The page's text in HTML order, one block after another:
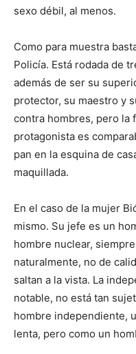
sexo débil, al menos.
Como para muestra
Policía. Está rodada de
además de ser su
protector, su maestro y
contra hombres, pero la
protagonista es
pan en la esquina de
maquillada.
En el caso de la mujer
mismo. Su jefe es un
hombre nuclear,
naturalmente, no de
saltan a la vista. La
notable, no está tan
hombre independiente,
lenta, pero como un